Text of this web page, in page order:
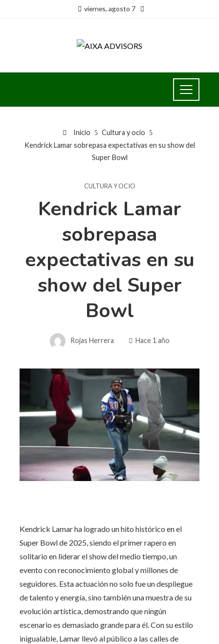
viernes, agosto 7
Inicio
Cultura y ocio
Kendrick Lamar sobrepasa expectativas en su show del
Super Bowl
CULTURA Y OCIO
Kendrick Lamar
sobrepasa
expectativas en su
show del Super
Bowl
Rojas Herrera Hace 1 año
Kendrick Lamar ha logrado un hito histórico en el
Super Bowl de 2025, siendo el primer rapero en
solitario en liderar el show del medio tiempo, un
evento con reconocimiento global y millones de
seguidores. Esta actuación no solo fue un despliegue
de talento y energía, sino también una muestra de su
evolución artística, demostrando que ningún
escenario es demasiado grande para él. Con su estilo
inigualable, Lamar llevó al público a las calles de